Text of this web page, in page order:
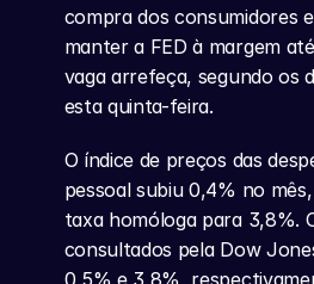
compra dos consumidores
manter a FED à margem
vaga arrefeça, segundo os
esta quinta-feira.
O índice de preços das
pessoal subiu 0,4% no
taxa homóloga para 3,8%.
consultados pela Dow
0,5% e 3,8%,